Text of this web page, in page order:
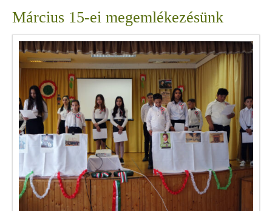
Március 15-ei megemlékezésünk